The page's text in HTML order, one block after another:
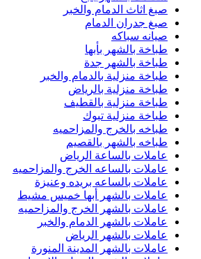
صبغ اثاث الدمام والخبر
صبغ جدران الدمام
صيانه سباكه
طباخة بالشهر بأبها
طباخة بالشهر جدة
طباخة منزلية بالدمام والخبر
طباخة منزلية بالرياض
طباخة منزلية بالقطيف
طباخة منزلية تبوك
طباخه بالخرج والمزاحميه
طباخه بالشهر بالقصيم
عاملات بالساعة الرياض
عاملات بالساعه الخرج والمزاحميه
عاملات بالساعه بريده وعنيزة
عاملات بالشهر أبها خميس مشيط
عاملات بالشهر الخرج والمزاحميه
عاملات بالشهر الدمام والخبر
عاملات بالشهر الرياض
عاملات بالشهر المدينة المنورة